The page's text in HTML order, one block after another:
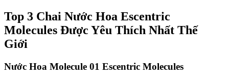
Top 3 Chai Nước Hoa Escentric
Molecules Được Yêu Thích Nhất Thế
Giới
Nước Hoa Molecule 01 Escentric Molecules